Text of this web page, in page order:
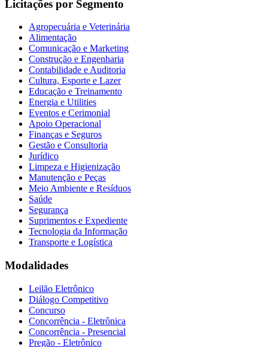
Licitações por Segmento
Agropecuária e Veterinária
Alimentação
Comunicação e Marketing
Construção e Engenharia
Contabilidade e Auditoria
Cultura, Esporte e Lazer
Educação e Treinamento
Energia e Utilities
Eventos e Cerimonial
Apoio Operacional
Finanças e Seguros
Gestão e Consultoria
Jurídico
Limpeza e Higienização
Manutenção e Peças
Meio Ambiente e Resíduos
Saúde
Segurança
Suprimentos e Expediente
Tecnologia da Informação
Transporte e Logística
Modalidades
Leilão Eletrônico
Diálogo Competitivo
Concurso
Concorrência - Eletrônica
Concorrência - Presencial
Pregão - Eletrônico